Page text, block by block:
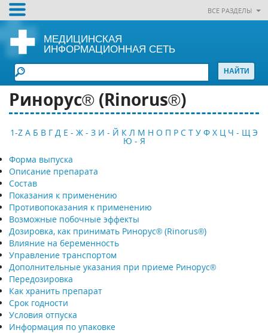
ВСЕ РАЗДЕЛЫ
МЕДИЦИНСКАЯ
ИНФОРМАЦИОННАЯ СЕТЬ
Ринорус® (Rinorus®)
1-Z А Б В Г Д Е - Ж - З И - Й К Л М Н О П Р С Т У Ф Х Ц Ч - Щ Э
Ю - Я
Форма выпуска
Описание препарата
Состав
Показания к применению
Противопоказания к применению
Возможные побочные эффекты
Дозировка, как принимать Ринорус® (Rinorus®)
Влияние на беременность
Управление транспортом
Дополнительные указания при приеме Ринорус®
Передозировка
Как хранить препарат
Срок годности
Условия отпуска
Информация по упаковке